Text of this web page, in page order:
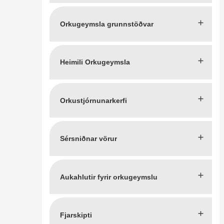
Orkugeymsla grunnstöðvar
Heimili Orkugeymsla
Orkustjórnunarkerfi
Sérsniðnar vörur
Aukahlutir fyrir orkugeymslu
Fjarskipti